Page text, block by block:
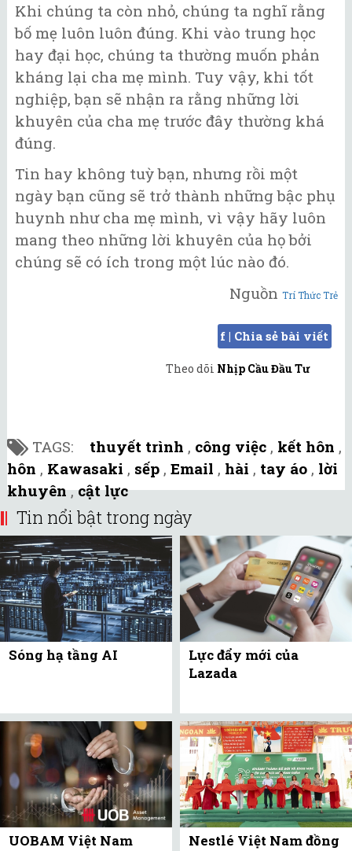
Khi chúng ta còn nhỏ, chúng ta nghĩ rằng
bố mẹ luôn luôn đúng. Khi vào trung học
hay đại học, chúng ta thường muốn phản
kháng lại cha mẹ mình. Tuy vậy, khi tốt
nghiệp, bạn sẽ nhận ra rằng những lời
khuyên của cha mẹ trước đây thường khá
đúng.
Tin hay không tuỳ bạn, nhưng rồi một
ngày bạn cũng sẽ trở thành những bậc phụ
huynh như cha mẹ mình, vì vậy hãy luôn
mang theo những lời khuyên của họ bởi
chúng sẽ có ích trong một lúc nào đó.
Nguồn Trí Thức Trẻ
f | Chia sẻ bài viết
Theo dõi Nhịp Cầu Đầu Tư
TAGS: thuyết trình , công việc , kết hôn ,
hôn , Kawasaki , sếp , Email , hài , tay áo , lời
khuyên,cật lực
Tin nổi bật trong ngày
Sóng hạ tầng AI
Lực đẩy mới của
Lazada
UOBAM Việt Nam
Nestlé Việt Nam đồng